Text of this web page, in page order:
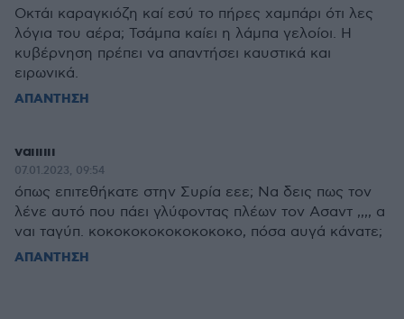
Οκτάι καραγκιόζη καί εσύ το πήρες χαμπάρι ότι λες
λόγια του αέρα; Τσάμπα καίει η λάμπα γελοίοι. Η
κυβέρνηση πρέπει να απαντήσει καυστικά και
ειρωνικά.
ΑΠΑΝΤΗΣΗ
ναιιιιιι
07.01.2023, 09:54
όπως επιτεθήκατε στην Συρία εεε; Να δεις πως τον
λένε αυτό που πάει γλύφοντας πλέων τον Ασαντ ,,,, α
ναι ταγύπ. κοκοκοκοκοκοκοκοκο, πόσα αυγά κάνατε;
ΑΠΑΝΤΗΣΗ